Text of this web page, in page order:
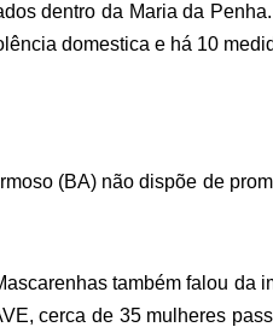
dentro da Maria da
domestica e há 10
(BA) não dispõe de
também falou
cerca de 35 mulheres